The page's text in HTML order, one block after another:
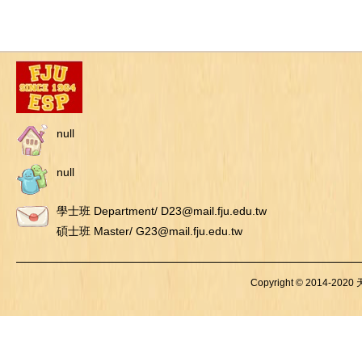
null
null
學士班 Department/ D23@mail.fju.edu.tw
碩士班 Master/ G23@mail.fju.edu.tw
Copyright © 2014-2020